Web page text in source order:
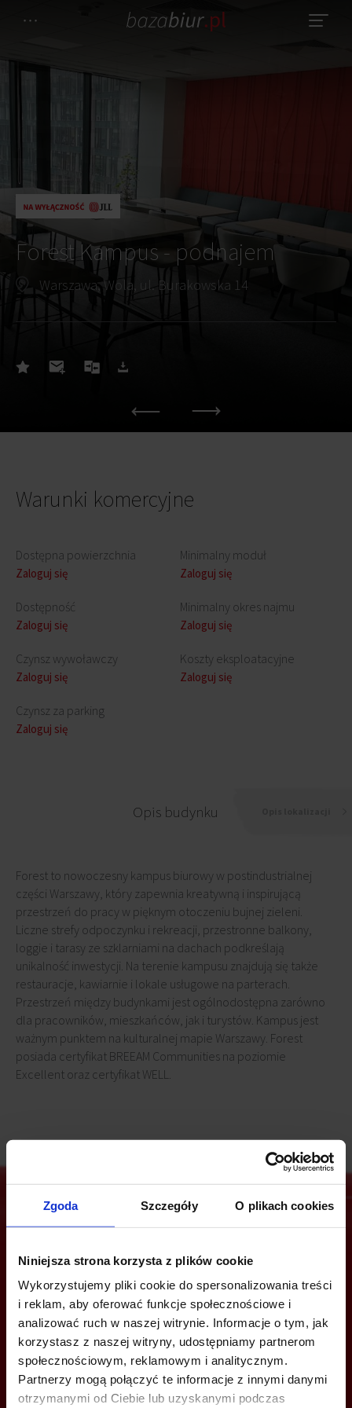
Zgoda Szczegóły O plikach cookies
Niniejsza strona korzysta z plików cookie
Wykorzystujemy pliki cookie do spersonalizowania treści
i reklam, aby oferować funkcje społecznościowe i
analizować ruch w naszej witrynie. Informacje o tym, jak
korzystasz z naszej witryny, udostępniamy partnerom
społecznościowym, reklamowym i analitycznym.
Partnerzy mogą połączyć te informacje z innymi danymi
otrzymanymi od Ciebie lub uzyskanymi podczas
Forest Kampus - podnajem
Warszawa, Wola, ul. Burakowska 14
Warunki komercyjne
Dostępna powierzchnia
Zaloguj się
Dostępność
Zaloguj się
Czynsz wywoławczy
Zaloguj się
Czynsz za parking
Zaloguj się
Minimalny moduł
Zaloguj się
Minimalny okres najmu
Zaloguj się
Koszty eksploatacyjne
Zaloguj się
Opis budynku
Forest to nowoczesny kampus biurowy w postindustrialnej
części Warszawy, który zapewnia kreatywną i inspirującą
przestrzeń do pracy w pięknym otoczeniu bujnej zieleni.
Liczne strefy odpoczynku i rekreacji, przestronne balkony,
loggie i tarasy ze szklarniami na dachach podkreślają
unikalność inwestycji. Na terenie kampusu znajdują się także
restauracje, kawiarnie i lokale usługowe na parterach.
Przestrzeń między budynkami jest ogólnodostępna zarówno
dla pracowników, mieszkańców, jak i turystów. Kampus jest
ważnym punktem na kulturalnej mapie Warszawy. Forest
posiada certyfikat BREEAM Communities na poziomie
Excellent oraz certyfikat WELL.
ZADZWOŃ I DOWIEDZ SIĘ WIĘCEJ
Marzena Zielonka
+48 668 124 152